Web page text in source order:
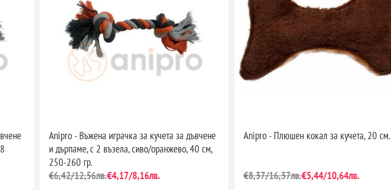
Anipro - Въжена играчка за кучета за дъвчене
и дърпаме, с 2 възела, сиво/оранжево, 40 см,
250-260 гр.
€6,42/12,56лв.€4,17/8,16лв.
Anipro - Плюшен кокал за кучета, 20 см.
€8,37/16,37лв.€5,44/10,64лв.